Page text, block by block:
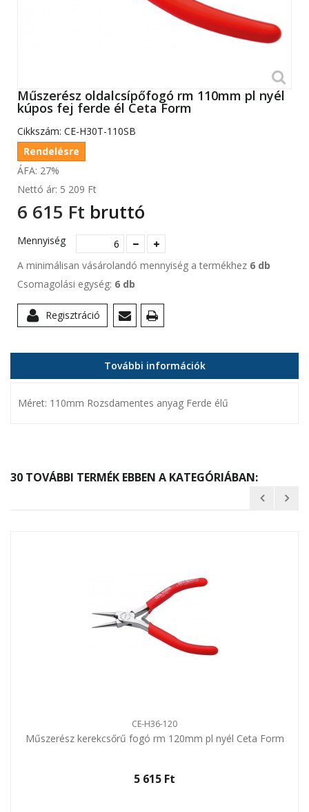
Műszerész oldalcsípőfogó rm 110mm pl nyél
kúpos fej ferde él Ceta Form
Cikkszám: CE-H30T-110SB
Rendelésre
ÁFA: 27%
Nettó ár: 5 209 Ft‎
6 615 Ft‎ bruttó
Mennyiség
A minimálisan vásárolandó mennyiség a termékhez 6 db
Csomagolási egység: 6 db
Regisztráció
További információk
Méret: 110mm Rozsdamentes anyag Ferde élű
30 TOVÁBBI TERMÉK EBBEN A KATEGÓRIÁBAN:
CE-H36-120
Műszerész kerekcsőrű fogó rm 120mm pl nyél Ceta Form
5 615 Ft‎